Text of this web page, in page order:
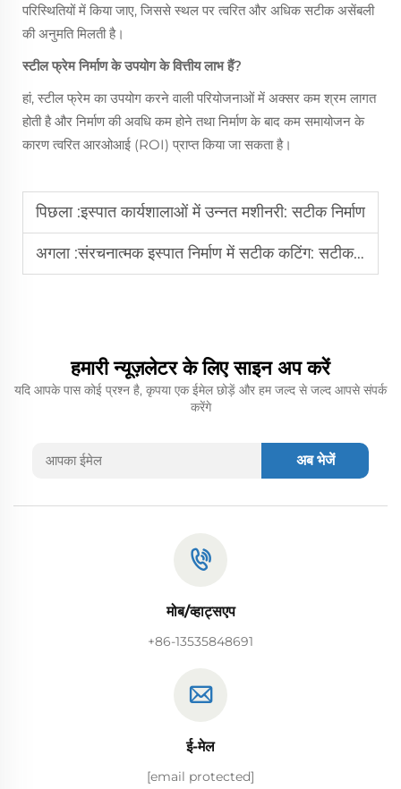
परिस्थितियों में किया जाए, जिससे स्थल पर त्वरित और अधिक सटीक असेंबली
की अनुमति मिलती है।
स्टील फ्रेम निर्माण के उपयोग के वित्तीय लाभ हैं?
हां, स्टील फ्रेम का उपयोग करने वाली परियोजनाओं में अक्सर कम श्रम लागत
होती है और निर्माण की अवधि कम होने तथा निर्माण के बाद कम समायोजन के
कारण त्वरित आरओआई (ROI) प्राप्त किया जा सकता है।
पिछला :इस्पात कार्यशालाओं में उन्नत मशीनरी: सटीक निर्माण
अगला :संरचनात्मक इस्पात निर्माण में सटीक कटिंग: सटीक आयाम
हमारी न्यूज़लेटर के लिए साइन अप करें
यदि आपके पास कोई प्रश्न है, कृपया एक ईमेल छोड़ें और हम जल्द से जल्द आपसे संपर्क
करेंगे
अब भेजें
मोब/व्हाट्सएप
+86-13535848691
ई-मेल
[email protected]